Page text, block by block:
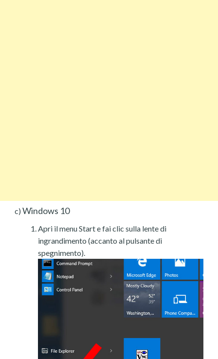
c) Windows 10
Apri il menu Start e fai clic sulla lente di
ingrandimento (accanto al pulsante di
spegnimento).